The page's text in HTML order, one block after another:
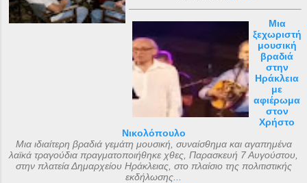
Μια
ξεχωριστή
μουσική
βραδιά
στην
Ηράκλεια
με
αφιέρωμα
στον
Χρήστο
Νικολόπουλο
Μια ιδιαίτερη βραδιά γεμάτη μουσική, συναίσθημα και αγαπημένα
λαϊκά τραγούδια πραγματοποιήθηκε χθες, Παρασκευή 7 Αυγούστου,
στην πλατεία Δημαρχείου Ηράκλειας, στο πλαίσιο της πολιτιστικής
εκδήλωσης...